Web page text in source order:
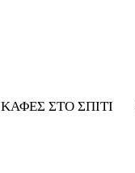
ΚΑΦΈΣ ΣΤΟ ΣΠΊΤΙ